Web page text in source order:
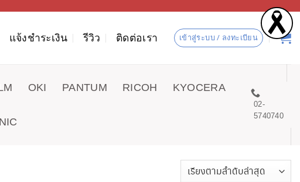
แจ้งชำระเงิน รีวิว ติดต่อเรา เข้าสู่ระบบ / ลงทะเบียน
OKI PANTUM RICOH KYOCERA
02-
5740740